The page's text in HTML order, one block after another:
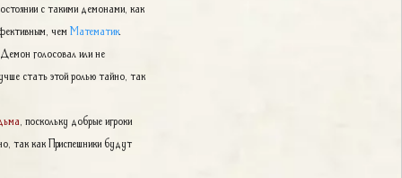
с такими демонами, как
чемМатематик
голосовал или не
стать этой ролью тайно, так
, поскольку добрые игроки
так как Приспешники будут